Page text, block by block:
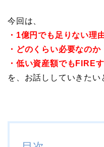
今回は、
・1億円でも足りない理
・どのくらい必要なのか
・低い資産額でもFIRE
を、お話ししていきたい